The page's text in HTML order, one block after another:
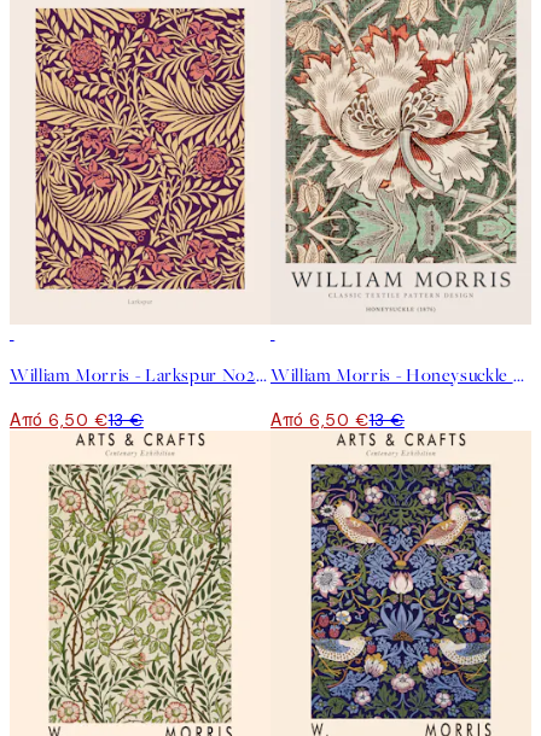
William Morris - Larkspur No2 Poster
Από 6,50 €13 €
William Morris - Honeysuckle Poster
Από 6,50 €13 €